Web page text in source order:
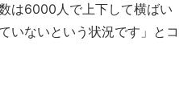
は6000人で上下して横ばい
いないという状況です」とコ